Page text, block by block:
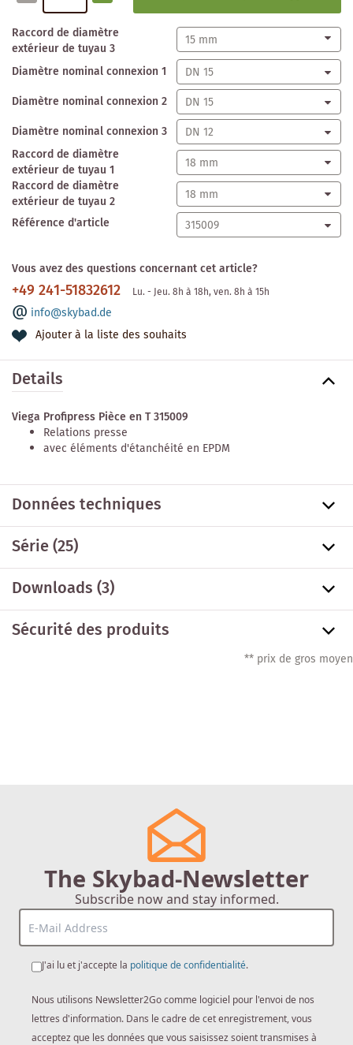
Raccord de diamètre
extérieur de tuyau 3
Diamètre nominal connexion 1
Diamètre nominal connexion 2
Diamètre nominal connexion 3
Raccord de diamètre
extérieur de tuyau 1
Raccord de diamètre
extérieur de tuyau 2
Référence d'article
Vous avez des questions concernant cet article?
+49 241-51832612 Lu. - Jeu. 8h à 18h, ven. 8h à 15h
info@skybad.de
Ajouter à la liste des souhaits
Details
Viega Profipress Pièce en T 315009
Relations presse
avec éléments d'étanchéité en EPDM
Données techniques
Série(25)
Downloads (3)
Sécurité des produits
** prix de gros moyen
The Skybad-Newsletter
Subscribe now and stay informed.
J'ai lu et j'accepte la politique de confidentialité.
Nous utilisons Newsletter2Go comme logiciel pour l'envoi de nos
lettres d'information. Dans le cadre de cet enregistrement, vous
acceptez que les données que vous saisissez soient transmises à